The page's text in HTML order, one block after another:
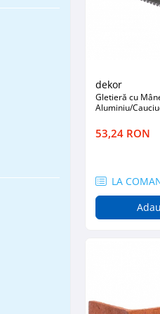
dekor
Gletieră cu
Aluminiu/
53,24 RON
LA